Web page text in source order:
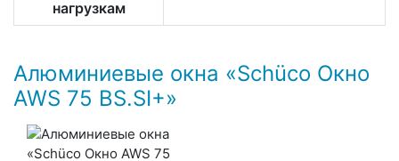
нагрузкам
Алюминиевые окна «Schüco​ Окно
AWS​ 75​ BS.SI+»